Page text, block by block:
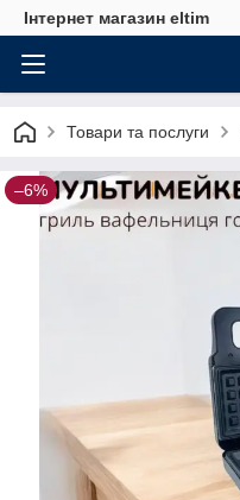
Інтернет магазин eltim
Товари та послуги
–6%